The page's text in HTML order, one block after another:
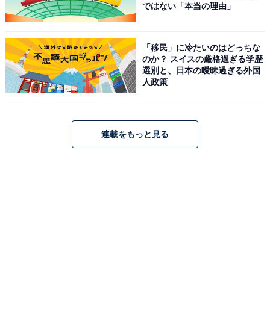
もニヤニヤできるでしょう。「西部劇」的な荒野での冒
険や、あっと驚くスペクタクルを期待する人にも推薦し
ます。
次ページ 3～1位までの作品を見る
ではない「本当の理由」
「移民」に冷たいのはどっちな
のか？ スイスの厳格過ぎる学歴
選別と、日本の曖昧過ぎる外国
人政策
連載をもっと見る